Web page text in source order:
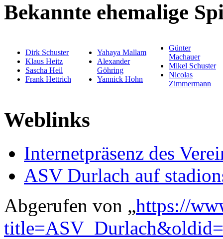
Bekannte ehemalige
Dirk Schuster
Klaus Heitz
Sascha Heil
Frank Hettrich
Yahaya Mallam
Alexander
Göhring
Yannick Hohn
Günter
Machauer
Mikel Schuster
Nicolas
Zimmermann
Weblinks
Internetpräsenz des
ASV Durlach auf
Abgerufen von „https://